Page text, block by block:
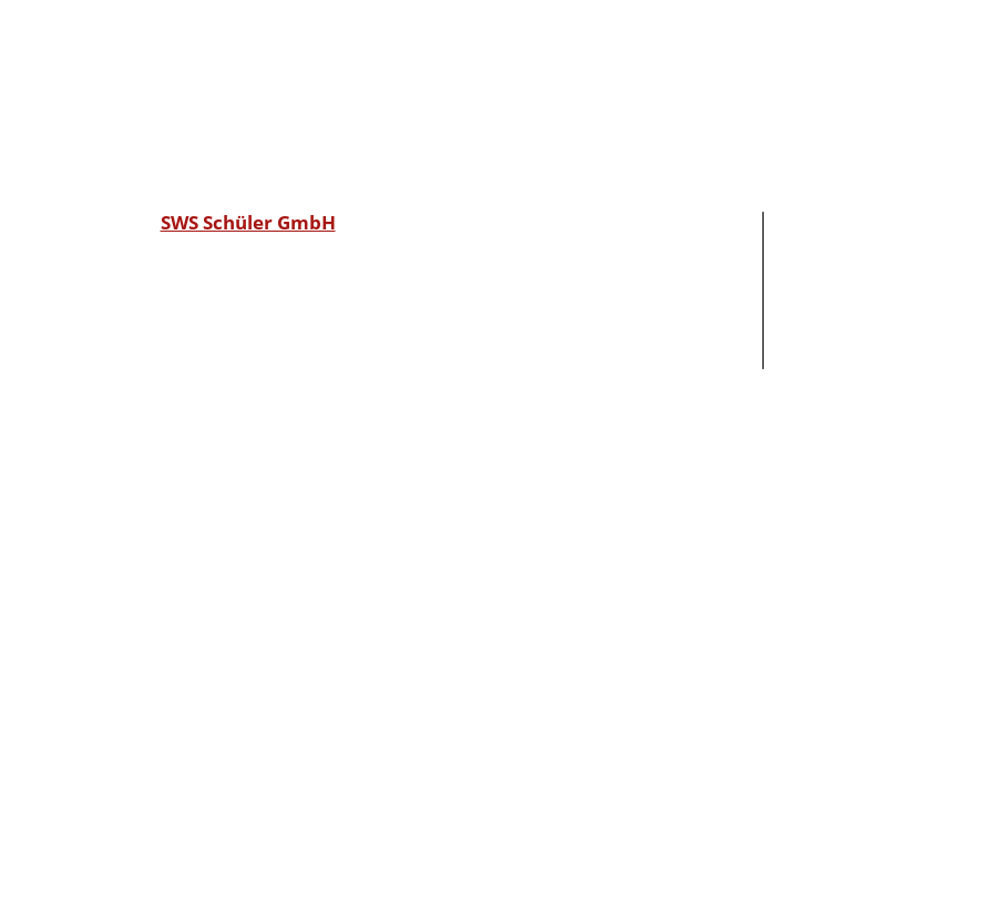
SWS Schüler GmbH